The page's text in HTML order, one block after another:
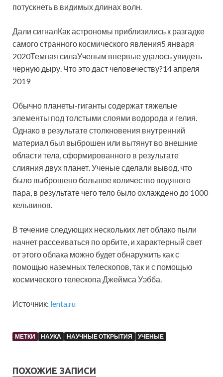
потускнеть в видимых длинах волн.
Дали сигналКак астрономы приблизились к разгадке
самого странного космического явления5 января
2020Темная силаУченым впервые удалось увидеть
черную дыру. Что это даст человечеству?14 апреля
2019
Обычно планеты-гиганты содержат тяжелые
элементы под толстыми слоями водорода и гелия.
Однако в результате столкновения внутренний
материал был выброшен или вытянут во внешние
области тела, сформированного в результате
слияния двух планет. Ученые сделали вывод, что
было выброшено большое количество водяного
пара, в результате чего тело было охлаждено до 1000
кельвинов.
В течение следующих нескольких лет облако пыли
начнет рассеиваться по орбите, и характерный свет
от этого облака можно будет обнаружить как с
помощью наземных телескопов, так и с помощью
космического телескопа Джеймса Уэбба.
Источник: lenta.ru
МЕТКИ НАУКА НАУЧНЫЕ ОТКРЫТИЯ УЧЕНЫЕ
ПОХОЖИЕ ЗАПИСИ